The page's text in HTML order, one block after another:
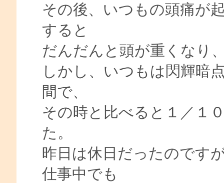
その後、いつもの頭痛が
すると
だんだんと頭が重くなり
しかし、いつもは閃輝暗
間で、
その時と比べると１／１
た。
昨日は休日だったのです
仕事中でも